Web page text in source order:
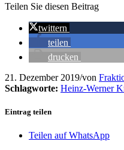
Teilen Sie diesen Beitrag
twittern
teilen
drucken
21. Dezember 2019/von
Schlagworte: Heinz-Werner
Eintrag teilen
Teilen auf WhatsApp